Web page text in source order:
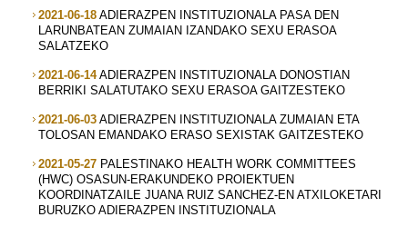
2021-06-18 ADIERAZPEN INSTITUZIONALA PASA DEN
LARUNBATEAN ZUMAIAN IZANDAKO SEXU ERASOA
SALATZEKO
2021-06-14 ADIERAZPEN INSTITUZIONALA DONOSTIAN
BERRIKI SALATUTAKO SEXU ERASOA GAITZESTEKO
2021-06-03 ADIERAZPEN INSTITUZIONALA ZUMAIAN ETA
TOLOSAN EMANDAKO ERASO SEXISTAK GAITZESTEKO
2021-05-27 PALESTINAKO HEALTH WORK COMMITTEES
(HWC) OSASUN-ERAKUNDEKO PROIEKTUEN
KOORDINATZAILE JUANA RUIZ SANCHEZ-EN ATXILOKETARI
BURUZKO ADIERAZPEN INSTITUZIONALA